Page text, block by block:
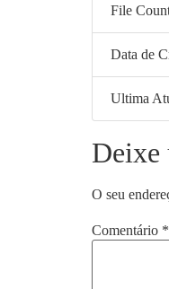
File
Data de
Ultima
Deixe
O seu
Comentário *